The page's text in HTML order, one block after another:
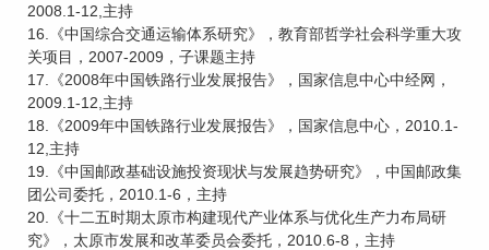
2008.1-12,主持
16.《中国综合交通运输体系研究》，教育部哲学社会科学重大攻
关项目，2007-2009，子课题主持
17.《2008年中国铁路行业发展报告》，国家信息中心中经网，
2009.1-12,主持
18.《2009年中国铁路行业发展报告》，国家信息中心，2010.1-
12,主持
19.《中国邮政基础设施投资现状与发展趋势研究》，中国邮政集
团公司委托，2010.1-6，主持
20.《十二五时期太原市构建现代产业体系与优化生产力布局研
究》，太原市发展和改革委员会委托，2010.6-8，主持